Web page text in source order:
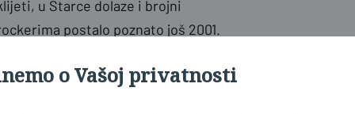
u Starce dolaze i brojni
postalo poznato još 2001.
na koji dolaze poznati rock
prostoru u idiličnom
veći broj ljubitelja rock glazbe,
o Vašoj privatnosti